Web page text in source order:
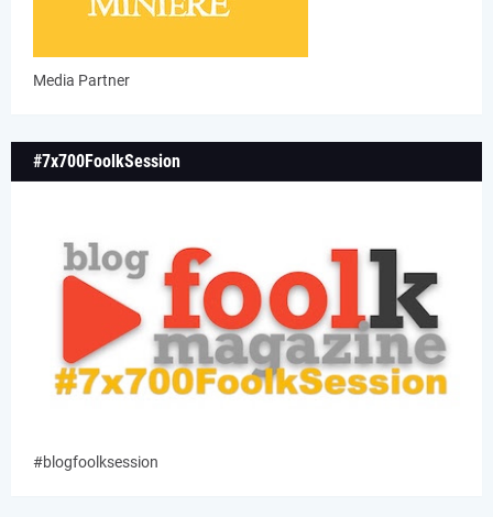
Media Partner
#7x700FoolkSession
#blogfoolksession